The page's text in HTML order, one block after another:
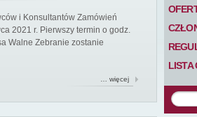
LISTA
i Konsultantów Zamówień
2021 r. Pierwszy termin o godz.
Walne Zebranie zostanie
… więcej